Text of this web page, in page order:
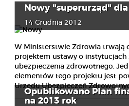
Nowy "superurząd"
14 Grudnia 2012
W Ministerstwie Zdrowia trwają
projektem ustawy o instytucjach
ubezpieczenia zdrowotnego.
elementów tego projektu jest
Urzędu Ubezpieczeń
Opublikowano Plan
na 2013 rok